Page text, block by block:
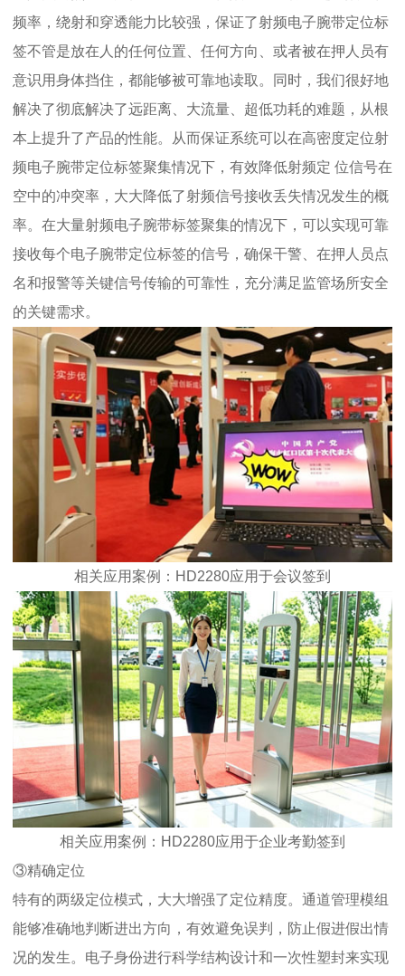
频率，绕射和穿透能力比较强，保证了射频电子腕带定位标
签不管是放在人的任何位置、任何方向、或者被在押人员有
意识用身体挡住，都能够被可靠地读取。同时，我们很好地
解决了彻底解决了远距离、大流量、超低功耗的难题，从根
本上提升了产品的性能。从而保证系统可以在高密度定位射
频电子腕带定位标签聚集情况下，有效降低射频定 位信号在
空中的冲突率，大大降低了射频信号接收丢失情况发生的概
率。在大量射频电子腕带标签聚集的情况下，可以实现可靠
接收每个电子腕带定位标签的信号，确保干警、在押人员点
名和报警等关键信号传输的可靠性，充分满足监管场所安全
的关键需求。
相关应用案例：HD2280应用于会议签到
相关应用案例：HD2280应用于企业考勤签到
③精确定位
特有的两级定位模式，大大增强了定位精度。通道管理模组
能够准确地判断进出方向，有效避免误判，防止假进假出情
况的发生。电子身份进行科学结构设计和一次性塑封来实现